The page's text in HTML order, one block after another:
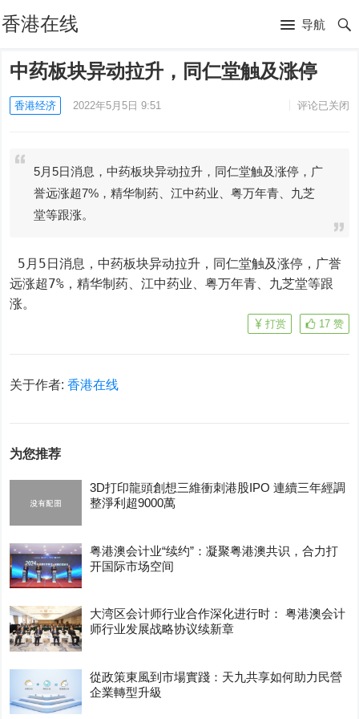
香港在线 导航
中药板块异动拉升，同仁堂触及涨停
香港经济 2022年5月5日 9:51 评论已关闭
5月5日消息，中药板块异动拉升，同仁堂触及涨停，广
誉远涨超7%，精华制药、江中药业、粤万年青、九芝
堂等跟涨。
远涨超7%，精华制药、江中药业、粤万年青、九芝堂等跟
涨。
17 赞
打赏
关于作者:香港在线
为您推荐
3D打印龍頭創想三維衝刺港股IPO 連續三年經調
整淨利超9000萬
粤港澳会计业“续约”：凝聚粤港澳共识，合力打
开国际市场空间
大湾区会计师行业合作深化进行时： 粤港澳会计
师行业发展战略协议续新章
從政策東風到市場實踐：天九共享如何助力民營
企業轉型升級